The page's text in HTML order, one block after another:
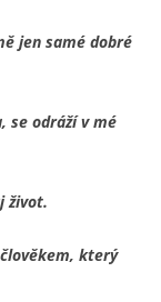
jen samé dobré
se odráží v mé
život.
který